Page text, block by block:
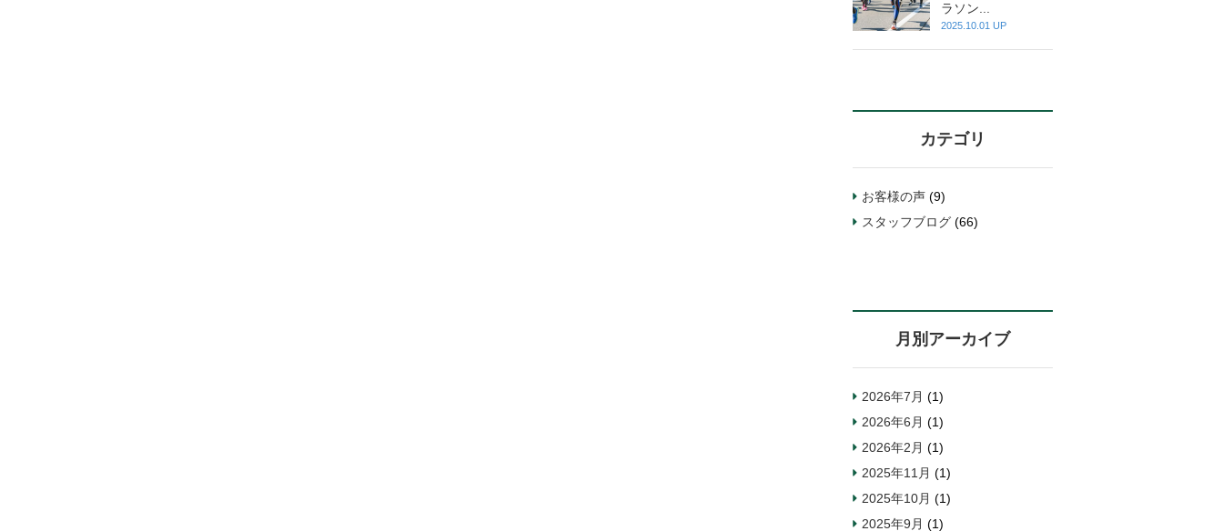
ラソン...
2025.10.01 UP
カテゴリ
お客様の声 (9)
スタッフブログ (66)
月別アーカイブ
2026年7月 (1)
2026年6月 (1)
2026年2月 (1)
2025年11月 (1)
2025年10月 (1)
2025年9月 (1)